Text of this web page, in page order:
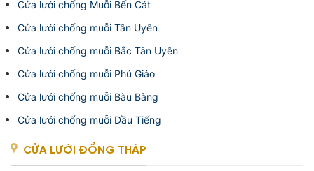
Cửa lưới chống Muỗi Bến Cát
Cửa lưới chống muỗi Tân Uyên
Cửa lưới chống muỗi Bắc Tân Uyên
Cửa lưới chống muỗi Phú Giáo
Cửa lưới chống muỗi Bàu Bàng
Cửa lưới chống muỗi Dầu Tiếng
CỬA LƯỚI ĐỒNG THÁP